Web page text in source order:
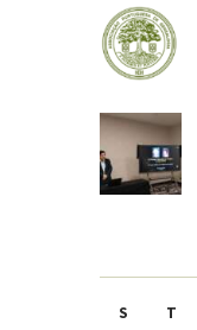
S T